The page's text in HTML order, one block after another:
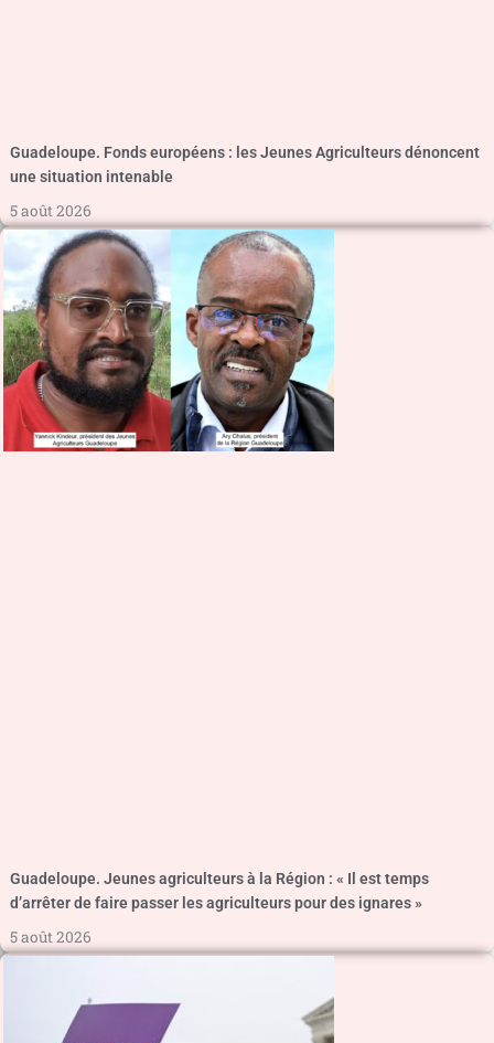
Guadeloupe. Fonds européens : les Jeunes Agriculteurs dénoncent
une situation intenable
5 août 2026
Guadeloupe. Jeunes agriculteurs à la Région : « Il est temps
d’arrêter de faire passer les agriculteurs pour des ignares »
5 août 2026